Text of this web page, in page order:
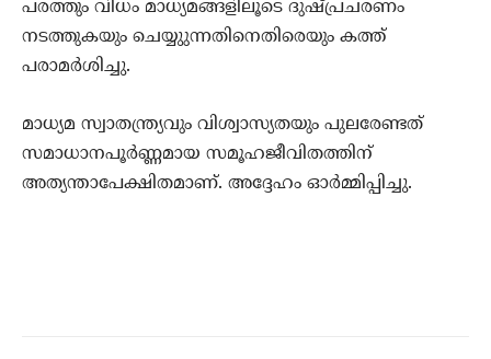
പരത്തും വിധം മാധ്യമങ്ങളിലൂടെ ദുഷ്പ്രചരണം
നടത്തുകയും ചെയ്യുുന്നതിനെതിരെയും കത്ത്
പരാമര്‍ശിച്ചു.
മാധ്യമ സ്വാതന്ത്ര്യവും വിശ്വാസ്യതയും പുലരേണ്ടത്
സമാധാനപൂര്‍ണ്ണമായ സമൂഹജീവിതത്തിന്
അത്യന്താപേക്ഷിതമാണ്. അദ്ദേഹം ഓര്‍മ്മിപ്പിച്ചു.